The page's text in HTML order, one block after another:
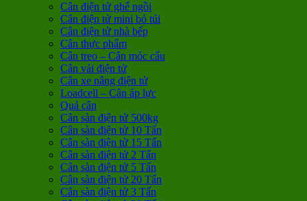
Cân điện tử ghế ngồi
Cân điện tử mini bỏ túi
Cân điện tử nhà bếp
Cân thực phẩm
Cân treo – Cân móc cẩu
Cân vải điện tử
Cân xe nâng điện tử
Loadcell – Cân áp lực
Quả cân
Cân sàn điện tử 500kg
Cân sàn điện tử 10 Tấn
Cân sàn điện tử 15 Tấn
Cân sàn điện tử 2 Tấn
Cân sàn điện tử 5 Tấn
Cân sàn điện tử 20 Tấn
Cân sàn điện tử 3 Tấn